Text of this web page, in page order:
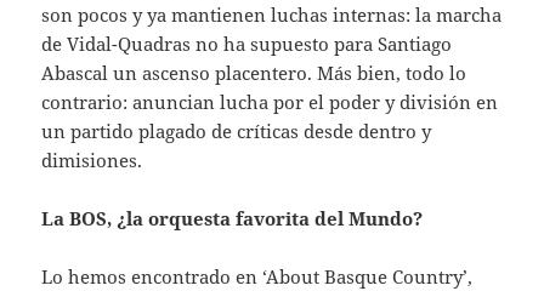
son pocos y ya mantienen luchas internas: la marcha
de Vidal-Quadras no ha supuesto para Santiago
Abascal un ascenso placentero. Más bien, todo lo
contrario: anuncian lucha por el poder y división en
un partido plagado de críticas desde dentro y
dimisiones.
La BOS, ¿la orquesta favorita del Mundo?
Lo hemos encontrado en ‘About Basque Country’,